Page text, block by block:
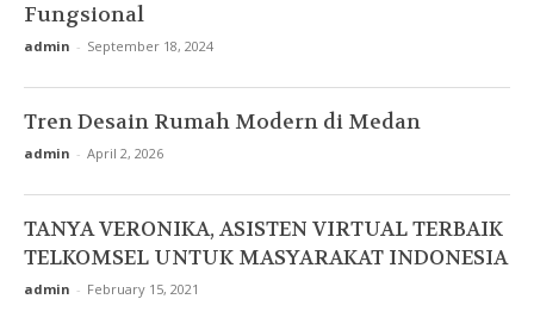
Fungsional
admin - September 18, 2024
Tren Desain Rumah Modern di Medan
admin - April 2, 2026
TANYA VERONIKA, ASISTEN VIRTUAL TERBAIK
TELKOMSEL UNTUK MASYARAKAT INDONESIA
admin - February 15, 2021